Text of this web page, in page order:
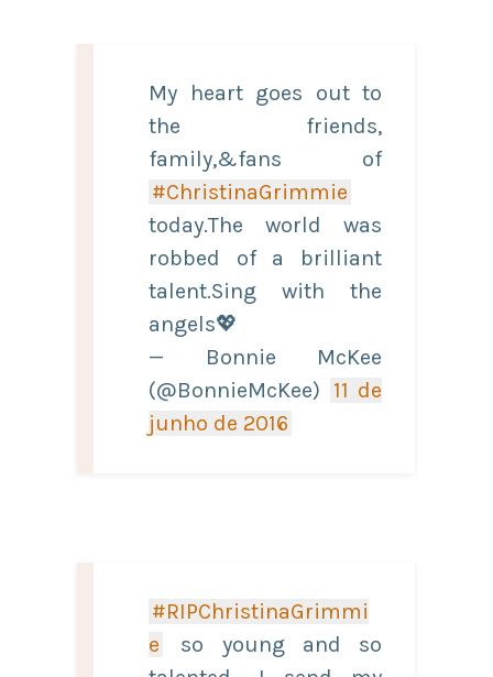
My heart goes out to
the friends,
family,&fans of
#ChristinaGrimmie
today.The world was
robbed of a brilliant
talent.Sing with the
angels💖
— Bonnie McKee
(@BonnieMcKee)
11 de
junho de 2016
#RIPChristinaGrimmi
e
so young and so